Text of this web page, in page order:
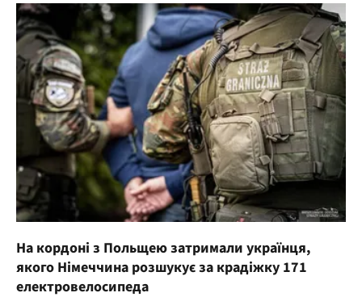
На кордоні з Польщею затримали українця,
якого Німеччина розшукує за крадіжку 171
електровелосипеда